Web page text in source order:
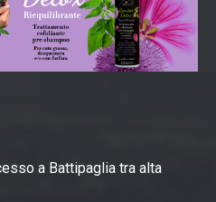
a Battipaglia tra alta